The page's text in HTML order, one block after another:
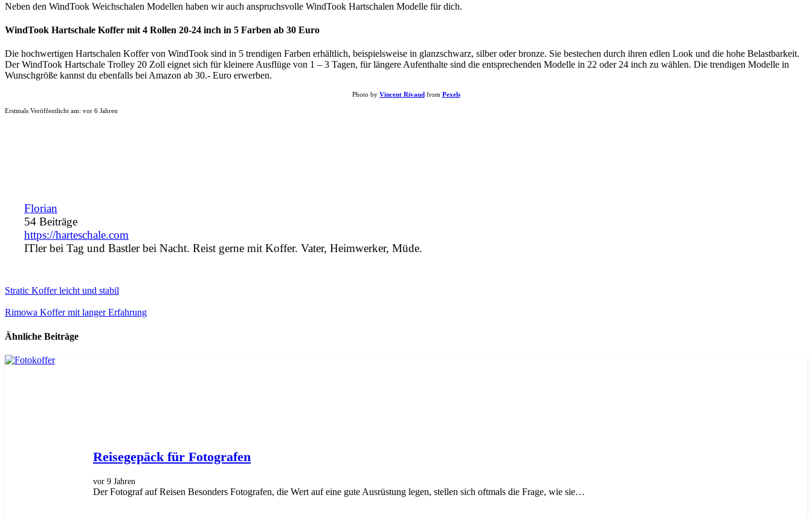
Neben den WindTook Weichschalen Modellen haben wir auch anspruchsvolle WindTook Hartschalen Modelle für dich.
WindTook Hartschale Koffer mit 4 Rollen 20-24 inch in 5 Farben ab 30 Euro
Die hochwertigen Hartschalen Koffer von WindTook sind in 5 trendigen Farben erhältlich, beispielsweise in glanzschwarz, silber oder bronze. Sie bestechen durch ihren edlen Look und die hohe Belastbarkeit.
Der WindTook Hartschale Trolley 20 Zoll eignet sich für kleinere Ausflüge von 1 – 3 Tagen, für längere Aufenthalte sind die entsprechenden Modelle in 22 oder 24 inch zu wählen. Die trendigen Modelle in
Wunschgröße kannst du ebenfalls bei Amazon ab 30.- Euro erwerben.
Photo by Vincent Rivaudfrom Pexels
Erstmals Veröffentlicht am: vor 6 Jahren
Florian
54 Beiträge
https://harteschale.com
ITler bei Tag und Bastler bei Nacht. Reist gerne mit Koffer. Vater, Heimwerker, Müde.
Stratic Koffer leicht und stabil
Rimowa Koffer mit langer Erfahrung
Ähnliche Beiträge
Reisegepäck für Fotografen
vor 9 Jahren
Der Fotograf auf Reisen Besonders Fotografen, die Wert auf eine gute Ausrüstung legen, stellen sich oftmals die Frage, wie sie…